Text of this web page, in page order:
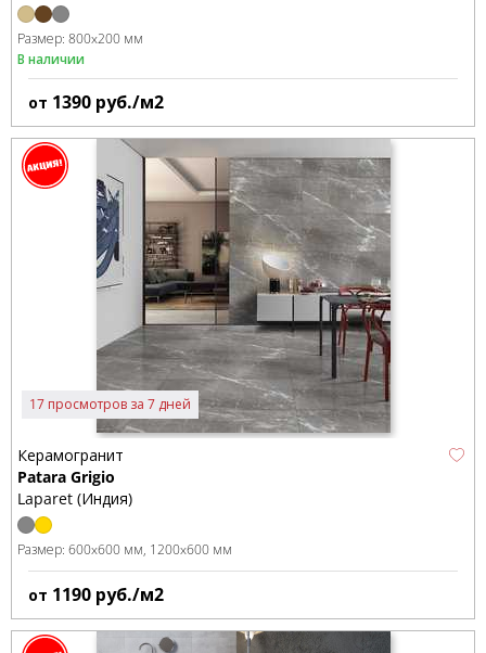
Размер: 800x200 мм
В наличии
от 1390 руб./м2
17 просмотров за 7 дней
Керамогранит
Patara Grigio
Laparet (Индия)
Размер: 600x600 мм 1200x600 мм
от 1190 руб./м2